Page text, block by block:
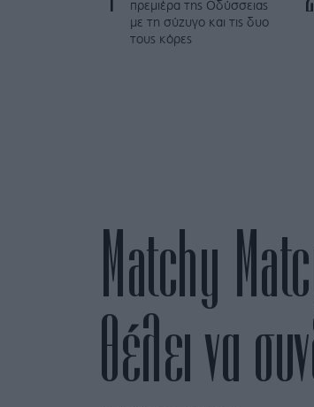
πρεμιέρα της Οδύσσειας
με τη σύζυγο και τις δυο
τους κόρες
Matchy
θέλει να